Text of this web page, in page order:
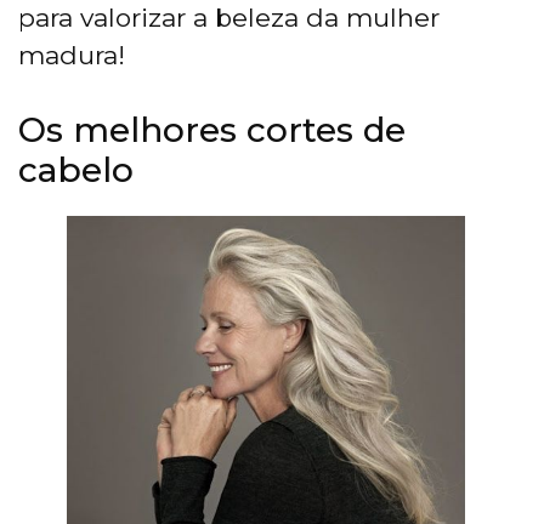
para valorizar a beleza da mulher
madura!
Os melhores cortes de
cabelo